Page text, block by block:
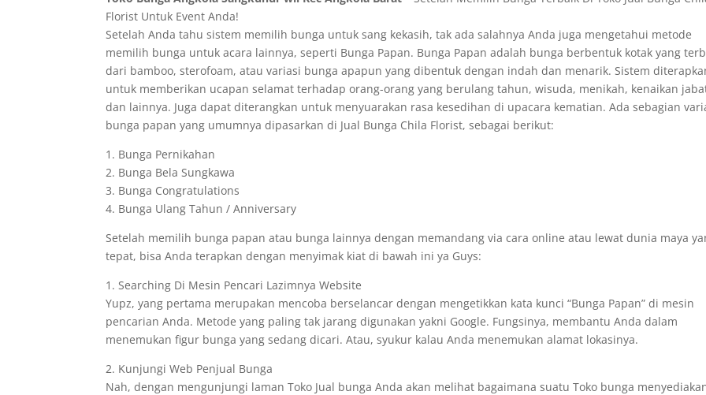
Florist Untuk Event Anda!
Setelah Anda tahu sistem memilih bunga untuk sang kekasih, tak ada salahnya Anda juga mengetahui metode
memilih bunga untuk acara lainnya, seperti Bunga Papan. Bunga Papan adalah bunga berbentuk kotak yang
dari bamboo, sterofoam, atau variasi bunga apapun yang dibentuk dengan indah dan menarik. Sistem
untuk memberikan ucapan selamat terhadap orang-orang yang berulang tahun, wisuda, menikah, kenaikan
dan lainnya. Juga dapat diterangkan untuk menyuarakan rasa kesedihan di upacara kematian. Ada sebagian
bunga papan yang umumnya dipasarkan di Jual Bunga Chila Florist, sebagai berikut:
1. Bunga Pernikahan
2. Bunga Bela Sungkawa
3. Bunga Congratulations
4. Bunga Ulang Tahun / Anniversary
Setelah memilih bunga papan atau bunga lainnya dengan memandang via cara online atau lewat dunia maya
tepat, bisa Anda terapkan dengan menyimak kiat di bawah ini ya Guys:
1. Searching Di Mesin Pencari Lazimnya Website
Yupz, yang pertama merupakan mencoba berselancar dengan mengetikkan kata kunci “Bunga Papan” di mesin
pencarian Anda. Metode yang paling tak jarang digunakan yakni Google. Fungsinya, membantu Anda dalam
menemukan figur bunga yang sedang dicari. Atau, syukur kalau Anda menemukan alamat lokasinya.
2. Kunjungi Web Penjual Bunga
Nah, dengan mengunjungi laman Toko Jual bunga Anda akan melihat bagaimana suatu Toko bunga